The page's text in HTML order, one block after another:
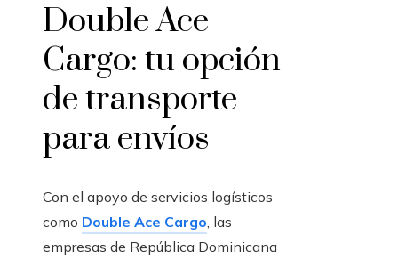
Double Ace
Cargo: tu opción
de transporte
para envíos
Con el apoyo de servicios logísticos
como Double Ace Cargo , las
empresas de República Dominicana